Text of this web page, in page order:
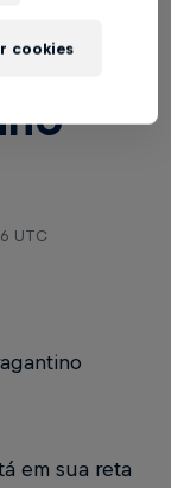
UTC
em sua reta
cookies